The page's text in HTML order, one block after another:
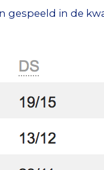
gespeeld in de